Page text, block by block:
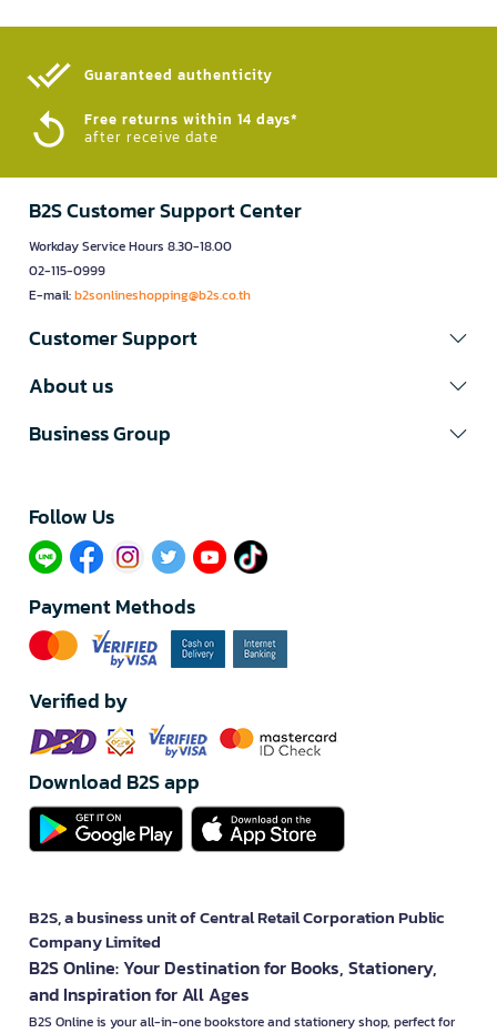
Guaranteed authenticity​
Free returns within 14 days*
after receive date
B2S Customer Support Center
Workday Service Hours 8.30-18.00
02-115-0999
E-mail:b2sonlineshopping@b2s.co.th
Customer Support
About us
Business Group
Follow Us​
Payment Methods
Verified by
Download B2S app
B2S, a business unit of Central Retail Corporation Public
Company Limited
B2S Online: Your Destination for Books, Stationery,
and Inspiration for All Ages
B2S Online is your all-in-one bookstore and stationery shop, perfect for